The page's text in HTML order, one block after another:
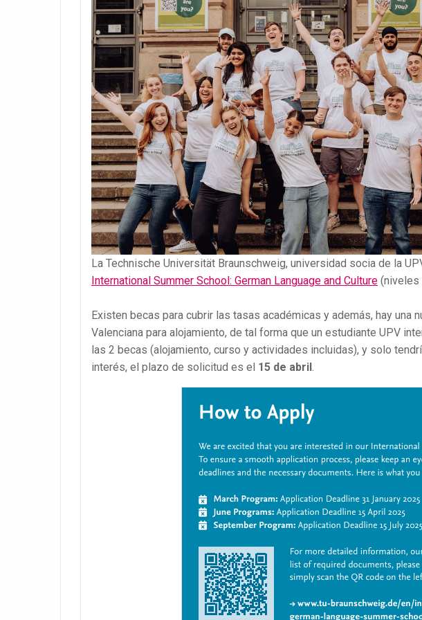
La Technische Universität Braunschweig, universidad socia de la
International Summer School: German Language and Culture (niveles
Existen becas para cubrir las tasas académicas y además, hay una
Valenciana para alojamiento, de tal forma que un estudiante UPV
las 2 becas (alojamiento, curso y actividades incluidas), y solo
interés, el plazo de solicitud es el 15 de abril